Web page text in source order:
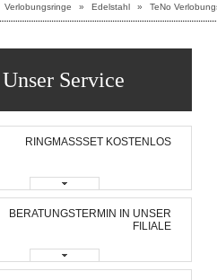
Verlobungsringe » Edelstahl » TeNo
Unser Service
RINGMASSSET KOSTENLOS
BERATUNGSTERMIN IN UNSER
FILIALE